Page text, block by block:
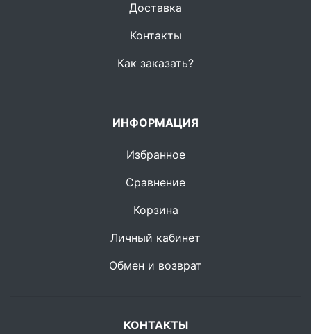
Доставка
Контакты
Как заказать?
ИНФОРМАЦИЯ
Избранное
Сравнение
Корзина
Личный кабинет
Обмен и возврат
КОНТАКТЫ